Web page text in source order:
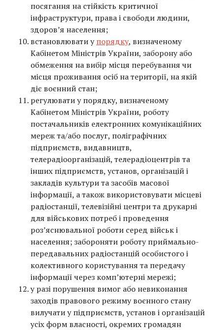
посягання на стійкість критичної
інфраструктури, права і свободи людини,
здоров’я населення;
встановлювати упорядку, визначеному
Кабінетом Міністрів України, заборону або
обмеження на вибір місця перебування чи
місця проживання осіб на території, на якій
діє воєнний стан;
регулювати у порядку, визначеному
Кабінетом Міністрів України, роботу
постачальників електронних комунікаційних
мереж та/або послуг, поліграфічних
підприємств, видавництв,
телерадіоорганізацій, телерадіоцентрів та
інших підприємств, установ, організацій і
закладів культури та засобів масової
інформації, а також використовувати місцеві
радіостанції, телевізійні центри та друкарні
для військових потреб і проведення
роз’яснювальної роботи серед військ і
населення; забороняти роботу приймально-
передавальних радіостанцій особистого і
колективного користування та передачу
інформації через комп’ютерні мережі;
у разі порушення вимог або невиконання
заходів правового режиму воєнного стану
вилучати у підприємств, установ і організацій
усіх форм власності, окремих громадян